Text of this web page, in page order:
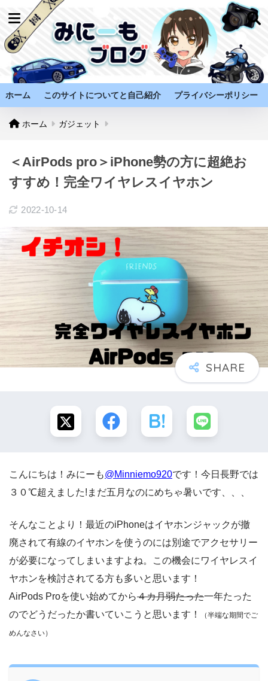
ホーム このサイトについてと自己紹介 プライバシーポリシー
ホーム ガジェット
＜AirPods pro＞iPhone勢の方に超絶お
すすめ！完全ワイヤレスイヤホン
2022-10-14
こんにちは！みにーも@Minniemo920です！今日長野では
３０℃超えました!まだ五月なのにめちゃ暑いです、、、
そんなことより！最近のiPhoneはイヤホンジャックが撤
廃されて有線のイヤホンを使うのには別途でアクセサリー
が必要になってしまいますよね。この機会にワイヤレスイ
ヤホンを検討されてる方も多いと思います！
AirPods Proを使い始めてから４カ月弱たった一年たった
のでどうだったか書いていこうと思います！
（半端な期間でご
めんなさい）